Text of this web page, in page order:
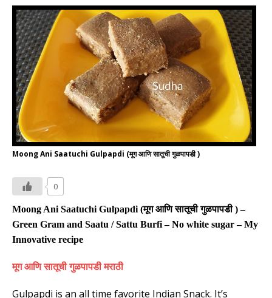
Moong Ani Saatuchi Gulpapdi (मूग आणि सातूची गुळपापडी )
0
Moong Ani Saatuchi Gulpapdi (मूग आणि सातूची गुळपापडी) –
Green Gram and Saatu / Sattu Burfi– No white sugar –My
Innovative recipe
मूग आणि सातूची गुळपापडी मराठी
Gulpapdi is an all time favorite Indian Snack. It’s